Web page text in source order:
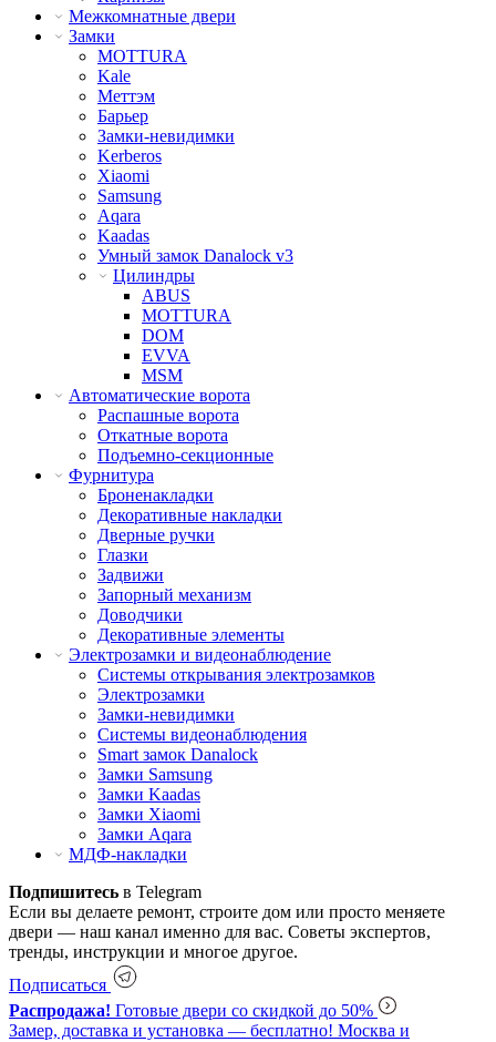
Межкомнатные двери
Замки
MOTTURA
Kale
Меттэм
Барьер
Замки-невидимки
Kerberos
Xiaomi
Samsung
Aqara
Kaadas
Умный замок Danalock v3
Цилиндры
ABUS
MOTTURA
DOM
EVVA
MSM
Автоматические ворота
Распашные ворота
Откатные ворота
Подъемно-секционные
Фурнитура
Броненакладки
Декоративные накладки
Дверные ручки
Глазки
Задвижи
Запорный механизм
Доводчики
Декоративные элементы
Электрозамки и видеонаблюдение
Системы открывания электрозамков
Электрозамки
Замки-невидимки
Системы видеонаблюдения
Smart замок Danalock
Замки Samsung
Замки Kaadas
Замки Xiaomi
Замки Aqara
МДФ-накладки
Подпишитесь в Telegram
Если вы делаете ремонт, строите дом или просто меняете
двери — наш канал именно для вас. Советы экспертов,
тренды, инструкции и многое другое.
Подписаться
Распродажа! Готовые двери со скидкой до 50%
Замер, доставка и установка — бесплатно! Москва и